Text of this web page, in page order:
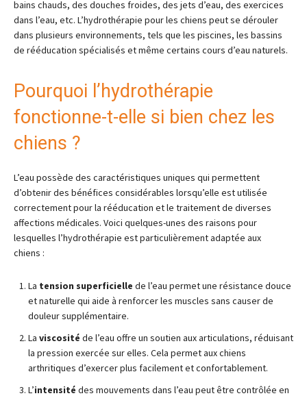
bains chauds, des douches froides, des jets d’eau, des exercices
dans l’eau, etc. L’hydrothérapie pour les chiens peut se dérouler
dans plusieurs environnements, tels que les piscines, les bassins
de rééducation spécialisés et même certains cours d’eau naturels.
Pourquoi l’hydrothérapie
fonctionne-t-elle si bien chez les
chiens ?
L’eau possède des caractéristiques uniques qui permettent
d’obtenir des bénéfices considérables lorsqu’elle est utilisée
correctement pour la rééducation et le traitement de diverses
affections médicales. Voici quelques-unes des raisons pour
lesquelles l’hydrothérapie est particulièrement adaptée aux
chiens :
La tension superficielle de l’eau permet une résistance douce
et naturelle qui aide à renforcer les muscles sans causer de
douleur supplémentaire.
La viscosité de l’eau offre un soutien aux articulations, réduisant
la pression exercée sur elles. Cela permet aux chiens
arthritiques d’exercer plus facilement et confortablement.
L’intensité des mouvements dans l’eau peut être contrôlée en